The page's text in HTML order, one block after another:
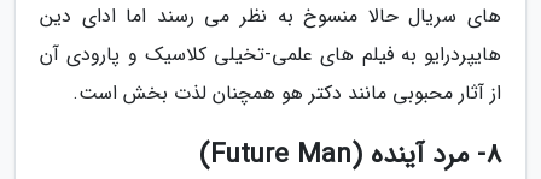
های سریال حالا منسوخ به نظر می رسند اما ادای دین
هایپردرایو به فیلم های علمی-تخیلی کلاسیک و پارودی آن
از آثار محبوبی مانند دکتر هو همچنان لذت بخش است.
8- مرد آینده (Future Man)